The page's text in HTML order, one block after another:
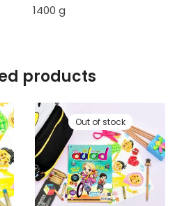
1400 g
products
Out of stock